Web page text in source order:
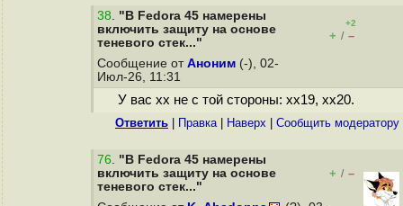
38. "В Fedora 45 намерены
включить защиту на основе
теневого стек..."
+2
+ / –
Сообщение от Аноним (-), 02-
Июл-26, 11:31
У вас хх не с той стороны: хх19, хх20.
Ответить Правка| Наверх Cообщить модератору
76. "В Fedora 45 намерены
включить защиту на основе
теневого стек..."
+ / –